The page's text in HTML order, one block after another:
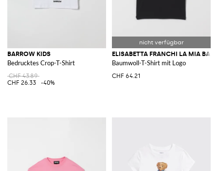
BARROW KIDS
Bedrucktes Crop-T-Shirt
CHF 43.89
CHF 26.33
-40%
ELISABETTA FRANCHI LA MIA
Baumwoll-T-Shirt mit Logo
CHF 64.21